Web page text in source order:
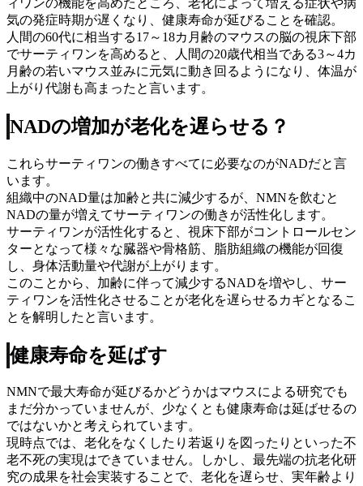
気の発症時期が遅くなり、健康寿命が延びることを確認。
人間の60代に相当する17～18カ月齢のマウスの脳の視床下部
でサーティワンを高めると、人間の20歳代相当である3～4カ
月齢の若いマウス並みに元気に動き回るようになり、体温が
上がり代謝も高まったと言います。
NADの増加が老化を遅らせる？
これらサーティワンの働きすべてに必要なのがNADだと言
います。
組織中のNAD量は加齢と共に減少するが、NMNを飲むと
NADの量が増えてサーティワンの働きが活性化します。
サーティワンが活性化すると、視床下部がコントロールセン
ターとなって様々な臓器や骨格筋、脂肪組織の機能が回復
し、身体活動量や代謝が上がります。
このことから、加齢に伴って減少するNADを増やし、サー
ティワンを活性化させることが老化を遅らせるカギとなるこ
とを解明したと言います。
健康寿命を延ばす
NMNで最大寿命が延びるかどうかはマウスによる研究でも
まだ分かっていませんが、少なくとも健康寿命は延ばせるの
ではないかと考えられています。
現時点では、老化をなくしたり若返りを図ったりといった不
老不死の実現はできていません。しかし、最先端の抗老化研
究の成果を社会実装することで、老化を遅らせ、実年齢より